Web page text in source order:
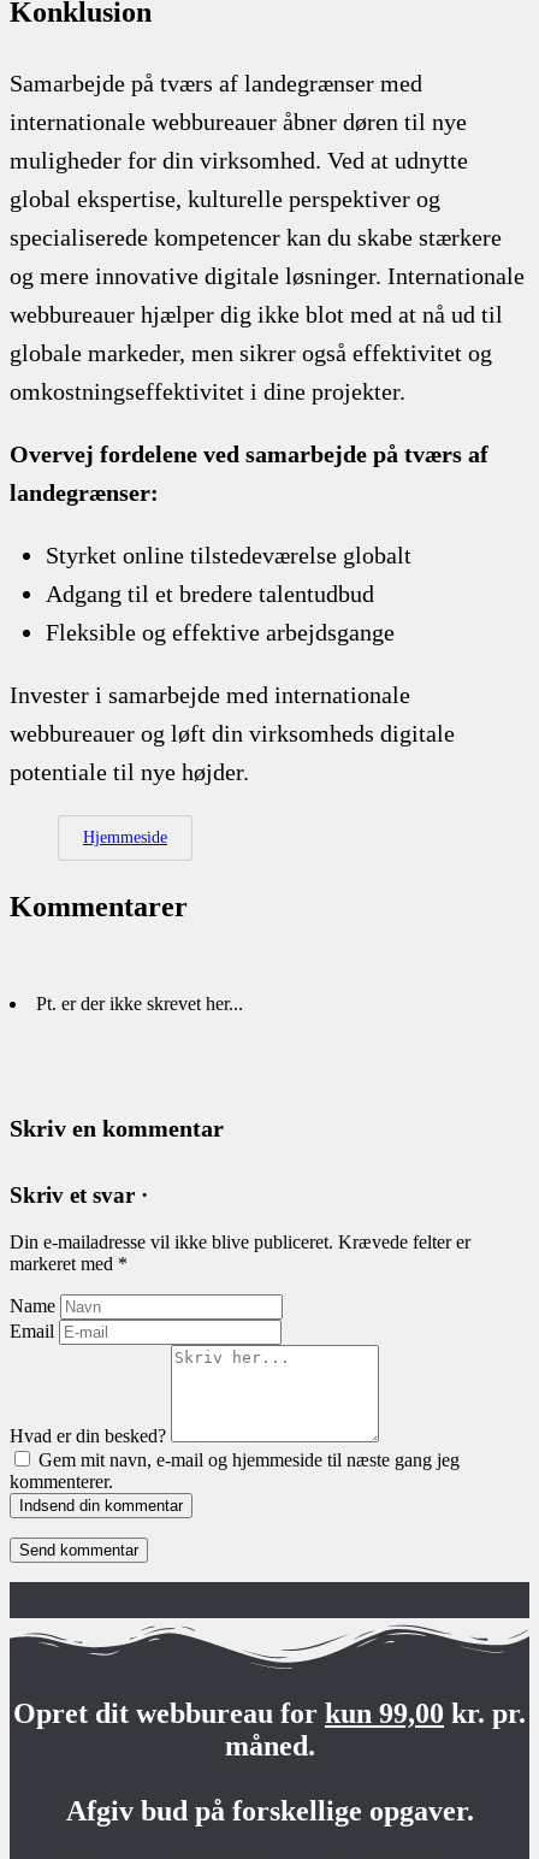
Konklusion
Samarbejde på tværs af landegrænser med
internationale webbureauer åbner døren til nye
muligheder for din virksomhed. Ved at udnytte
global ekspertise, kulturelle perspektiver og
specialiserede kompetencer kan du skabe stærkere
og mere innovative digitale løsninger. Internationale
webbureauer hjælper dig ikke blot med at nå ud til
globale markeder, men sikrer også effektivitet og
omkostningseffektivitet i dine projekter.
Overvej fordelene ved samarbejde på tværs af
landegrænser:
Styrket online tilstedeværelse globalt
Adgang til et bredere talentudbud
Fleksible og effektive arbejdsgange
Invester i samarbejde med internationale
webbureauer og løft din virksomheds digitale
potentiale til nye højder.
Hjemmeside
Kommentarer
Pt. er der ikke skrevet her...
Skriv en kommentar
Skriv et svar ·
Din e-mailadresse vil ikke blive publiceret. Krævede felter er
markeret med *
Name
Email
Hvad er din besked?
Gem mit navn, e-mail og hjemmeside til næste gang jeg
kommenterer.
Indsend din kommentar
Opret dit webbureau for kun 99,00 kr. pr.
måned.
Afgiv bud på forskellige opgaver.